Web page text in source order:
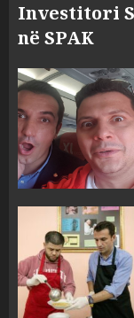
Investitori
në SPAK
3